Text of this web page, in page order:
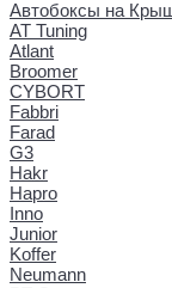
Автобоксы на
AT Tuning
Atlant
Broomer
CYBORT
Fabbri
Farad
G3
Hakr
Hapro
Inno
Junior
Koffer
Neumann